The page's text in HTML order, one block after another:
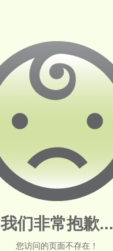
我们非常抱歉...
您访问的页面不存在！